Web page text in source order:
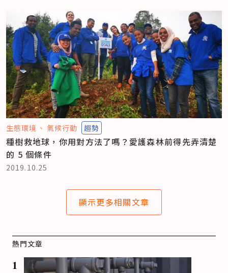
生態環境 氣候行動 趨勢
種樹救地球，你用對方法了嗎？愛護森林前得先弄清楚
的 5 個條件
2019.10.25
顯示更多相關文章
熱門文章
1